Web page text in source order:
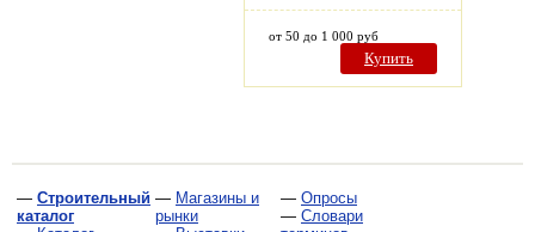
от 50 до 1 000 руб
Купить
— Строительный
каталог
— Магазины и
рынки
— Опросы
— Словари